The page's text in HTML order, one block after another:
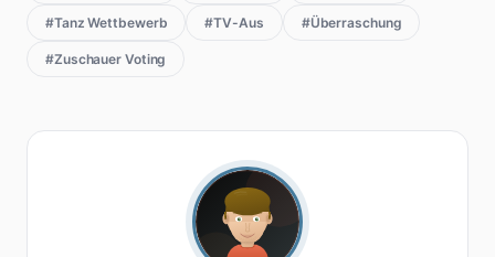
#Tanz Wettbewerb #TV-Aus #Überraschung
#Zuschauer Voting